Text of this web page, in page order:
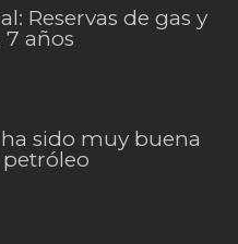
Reservas de gas y
años
sido muy buena